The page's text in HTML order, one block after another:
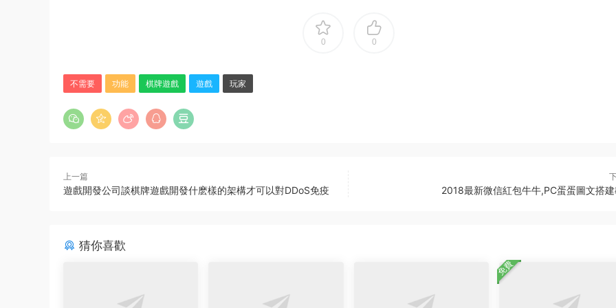
0 0
不需要 功能 棋牌遊戲 遊戲 玩家
上一篇
遊戲開發公司談棋牌遊戲開發什麽樣的架構才可以對DDoS免疫 2018最新微信紅包牛牛,PC蛋蛋圖文搭
猜你喜歡
免費